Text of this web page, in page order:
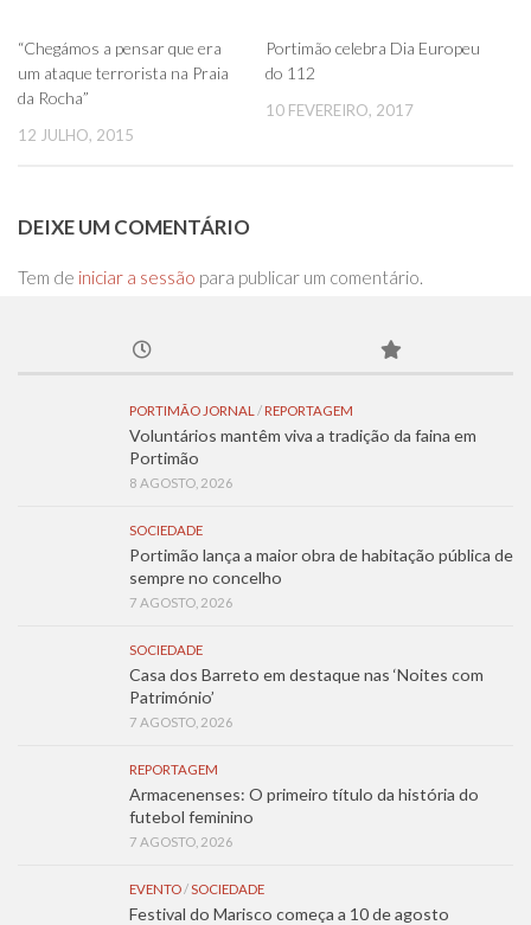
“Chegámos a pensar que era
um ataque terrorista na Praia
da Rocha”
12 JULHO, 2015
Portimão celebra Dia Europeu
do 112
10 FEVEREIRO, 2017
DEIXE UM COMENTÁRIO
Tem de iniciar a sessão para publicar um comentário.
PORTIMÃO JORNAL / REPORTAGEM
Voluntários mantêm viva a tradição da faina em
Portimão
8 AGOSTO, 2026
SOCIEDADE
Portimão lança a maior obra de habitação pública de
sempre no concelho
7 AGOSTO, 2026
SOCIEDADE
Casa dos Barreto em destaque nas ‘Noites com
Património’
7 AGOSTO, 2026
REPORTAGEM
Armacenenses: O primeiro título da história do
futebol feminino
7 AGOSTO, 2026
EVENTO / SOCIEDADE
Festival do Marisco começa a 10 de agosto